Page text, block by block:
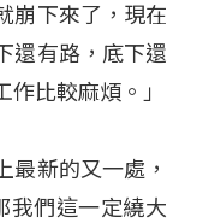
崩下來了，現在
還有路，底下還
比較麻煩。」
最新的又一處，
我們這一定繞大